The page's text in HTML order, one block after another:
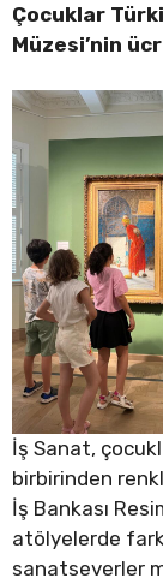
Çocuklar
Müzesi’nin
İş Sanat,
birbirinden
İş Bankası
atölyelerde
sanatseverler